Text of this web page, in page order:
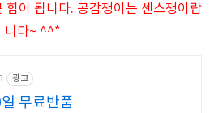
힘이 됩니다. 공감쟁이는 센스쟁이랍
니다~ ^^*
광고
무료반품